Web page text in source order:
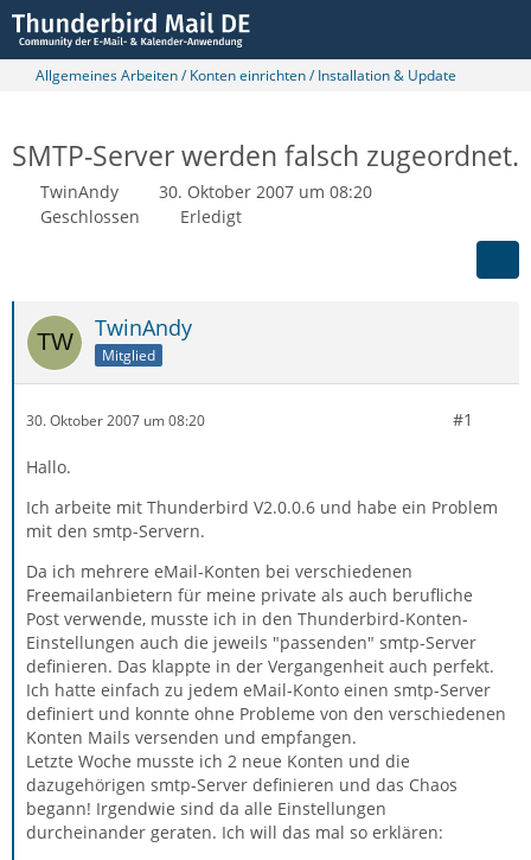
Allgemeines Arbeiten / Konten einrichten / Installation & Update
SMTP-Server werden falsch zugeordnet.
TwinAndy
30. Oktober 2007 um 08:20
Geschlossen
Erledigt
TwinAndy
Mitglied
30. Oktober 2007 um 08:20 #1
Hallo.
Ich arbeite mit Thunderbird V2.0.0.6 und habe ein Problem
mit den smtp-Servern.
Da ich mehrere eMail-Konten bei verschiedenen
Freemailanbietern für meine private als auch berufliche
Post verwende, musste ich in den Thunderbird-Konten-
Einstellungen auch die jeweils "passenden" smtp-Server
definieren. Das klappte in der Vergangenheit auch perfekt.
Ich hatte einfach zu jedem eMail-Konto einen smtp-Server
definiert und konnte ohne Probleme von den verschiedenen
Konten Mails versenden und empfangen.
Letzte Woche musste ich 2 neue Konten und die
dazugehörigen smtp-Server definieren und das Chaos
begann! Irgendwie sind da alle Einstellungen
durcheinander geraten. Ich will das mal so erklären: